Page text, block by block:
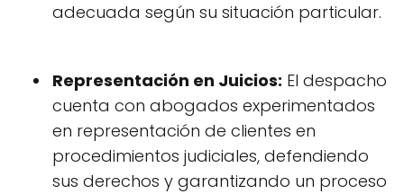
adecuada según su situación particular.
Representación en Juicios: El despacho
cuenta con abogados experimentados
en representación de clientes en
procedimientos judiciales, defendiendo
sus derechos y garantizando un proceso